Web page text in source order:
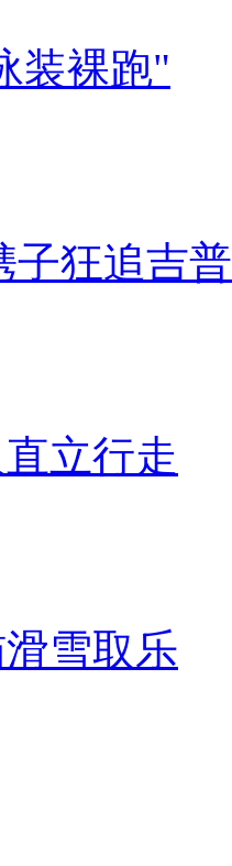
装裸跑"
子狂追吉
立行走
雪取乐